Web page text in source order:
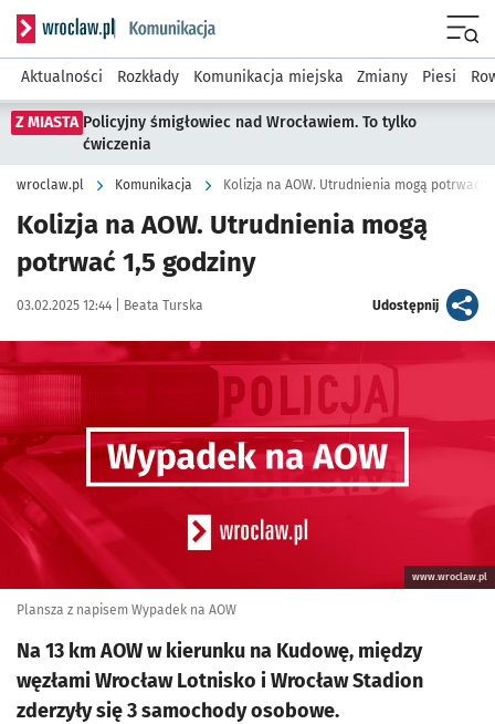
Serwis informacyjny wroclaw.pl podserwis: Komunikacja
Aktualności Rozkłady Komunikacja miejska Zmiany Piesi
Z MIASTA Policyjny śmigłowiec nad Wrocławiem. To tylko
ćwiczenia
wroclaw.pl Komunikacja Kolizja na AOW. Utrudnienia mogą potrwać
Kolizja na AOW. Utrudnienia mogą
potrwać 1,5 godziny
Data publikacji:
03.02.2025 12:44 | Autor:
Beata Turska Udostępnijartykuł
Kliknij, aby powiększyć
www.wroclaw.pl
Plansza z napisem Wypadek na AOW
Na 13 km AOW w kierunku na Kudowę, między
węzłami Wrocław Lotnisko i Wrocław Stadion
zderzyły się 3 samochody osobowe.